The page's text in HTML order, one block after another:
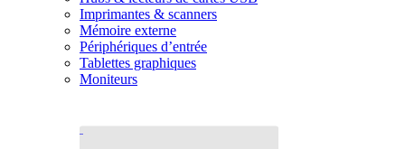
Imprimantes & scanners
Mémoire externe
Périphériques d’entrée
Tablettes graphiques
Moniteurs